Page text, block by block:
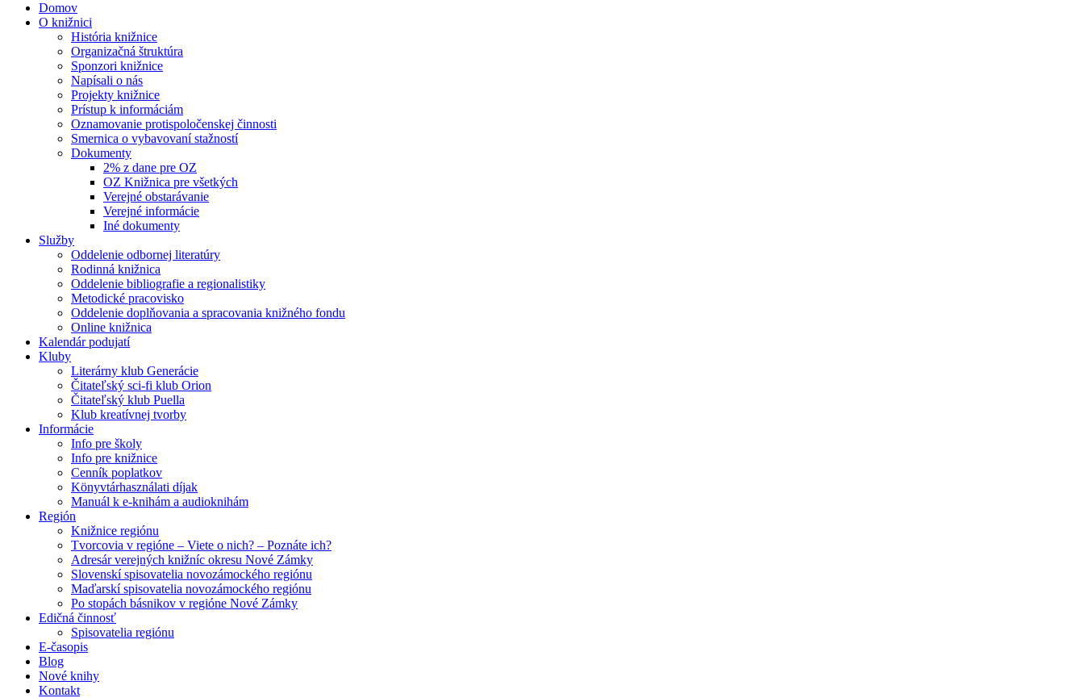
Domov
O knižnici
História knižnice
Organizačná štruktúra
Sponzori knižnice
Napísali o nás
Projekty knižnice
Prístup k informáciám
Oznamovanie protispoločenskej činnosti
Smernica o vybavovaní stažností
Dokumenty
2% z dane pre OZ
OZ Knižnica pre všetkých
Verejné obstarávanie
Verejné informácie
Iné dokumenty
Služby
Oddelenie odbornej literatúry
Rodinná knižnica
Oddelenie bibliografie a regionalistiky
Metodické pracovisko
Oddelenie doplňovania a spracovania knižného fondu
Online knižnica
Kalendár podujatí
Kluby
Literárny klub Generácie
Čitateľský sci-fi klub Orion
Čitateľský klub Puella
Klub kreatívnej tvorby
Informácie
Info pre školy
Info pre knižnice
Cenník poplatkov
Könyvtárhasználati díjak
Manuál k e-knihám a audioknihám
Región
Knižnice regiónu
Tvorcovia v regióne – Viete o nich? – Poznáte ich?
Adresár verejných knižníc okresu Nové Zámky
Slovenskí spisovatelia novozámockého regiónu
Maďarskí spisovatelia novozámockého regiónu
Po stopách básnikov v regióne Nové Zámky
Edičná činnosť
Spisovatelia regiónu
E-časopis
Blog
Nové knihy
Kontakt